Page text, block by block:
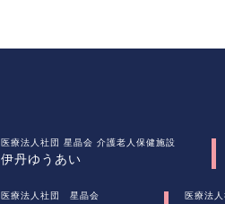
医療法人社団 星晶会 介護老人保健施設
伊丹ゆうあい
医療法人社団 星晶会 医療法